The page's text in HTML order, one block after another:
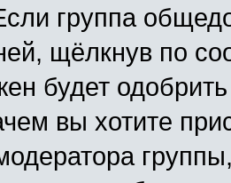
группа
щёлкнув по
будет
вы хотите